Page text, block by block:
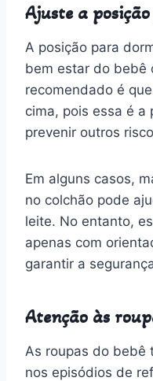
Ajuste a
A posição para
bem estar do bebê
recomendado é
cima, pois essa é a
prevenir outros
Em alguns casos,
no colchão pode
leite. No entanto,
apenas com
garantir a
Atenção às
As roupas do bebê
nos episódios de